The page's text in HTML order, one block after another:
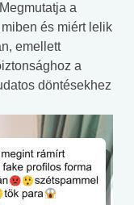
a
és miért lelik
emellett
a
döntésekhez